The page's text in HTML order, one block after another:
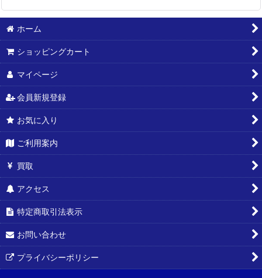
ホーム
ショッピングカート
マイページ
会員新規登録
お気に入り
ご利用案内
買取
アクセス
特定商取引法表示
お問い合わせ
プライバシーポリシー